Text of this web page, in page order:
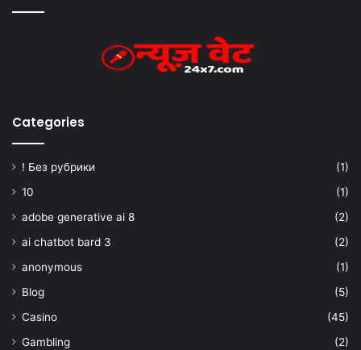
Categories
! Без рубрики
(1)
10
(1)
adobe generative ai 8
(2)
ai chatbot bard 3
(2)
anonymous
(1)
Blog
(5)
Casino
(45)
Gambling
(2)